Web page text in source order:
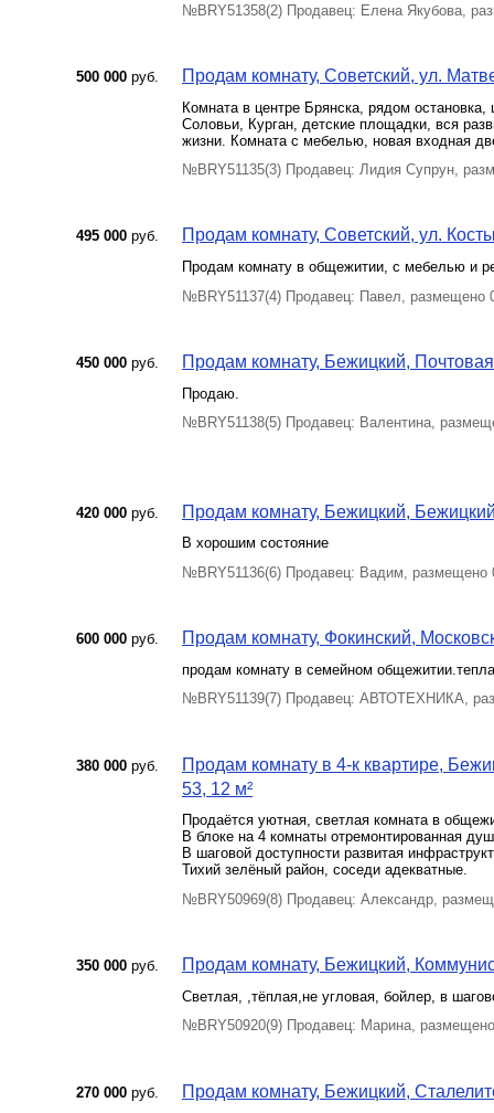
№BRY51358(2) Продавец: Елена Якубова,
500 000 руб. Продам комнату, Советский, ул.
Комната в центре Брянска, рядом
Соловьи, Курган, детские площадки, вся
жизни. Комната с мебелью, новая входная
№BRY51135(3) Продавец: Лидия Супрун,
495 000 руб. Продам комнату, Советский, ул.
Продам комнату в общежитии, с мебелью и
№BRY51137(4) Продавец: Павел, размещено
450 000 руб. Продам комнату, Бежицкий,
Продаю.
№BRY51138(5) Продавец: Валентина,
420 000 руб. Продам комнату, Бежицкий,
В хорошим состояние
№BRY51136(6) Продавец: Вадим, размещено
600 000 руб. Продам комнату, Фокинский,
продам комнату в семейном
№BRY51139(7) Продавец: АВТОТЕХНИКА,
380 000 руб.
Продам комнату в 4-к квартире,
53, 12 м²
Продаётся уютная, светлая комната в
В блоке на 4 комнаты отремонтированная
В шаговой доступности развитая
Тихий зелёный район, соседи адекватные.
№BRY50969(8) Продавец: Александр,
350 000 руб. Продам комнату, Бежицкий,
Светлая, ,тёплая,не угловая, бойлер, в
№BRY50920(9) Продавец: Марина,
270 000 руб. Продам комнату, Бежицкий,